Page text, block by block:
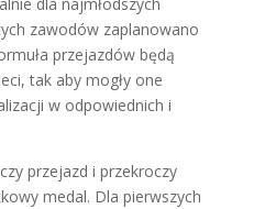
zawodów zaplanowano
przejazdów będą
tak aby mogły one
w odpowiednich i
przejazd i przekroczy
medal. Dla pierwszych